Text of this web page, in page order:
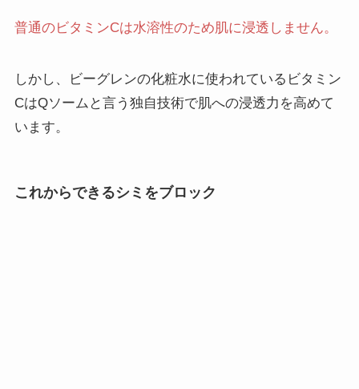
普通のビタミンCは水溶性のため肌に浸透しません。
しかし、ビーグレンの化粧水に使われているビタミン
CはQソームと言う独自技術で肌への浸透力を高めて
います。
これからできるシミをブロック